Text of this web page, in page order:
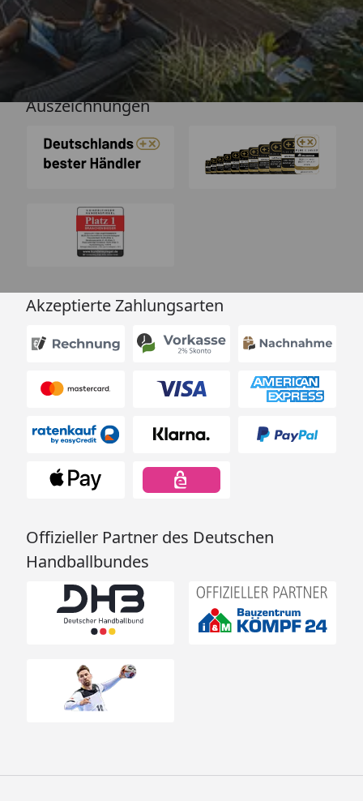
Versand
Auszeichnungen
Akzeptierte Zahlungsarten
Offizieller Partner des Deutschen
Handballbundes